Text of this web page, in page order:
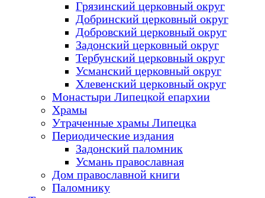
Грязинский церковный округ
Добринский церковный округ
Добровский церковный округ
Задонский церковный округ
Тербунский церковный округ
Усманский церковный округ
Хлевенский церковный округ
Монастыри Липецкой епархии
Храмы
Утраченные храмы Липецка
Периодические издания
Задонский паломник
Усмань православная
Дом православной книги
Паломнику